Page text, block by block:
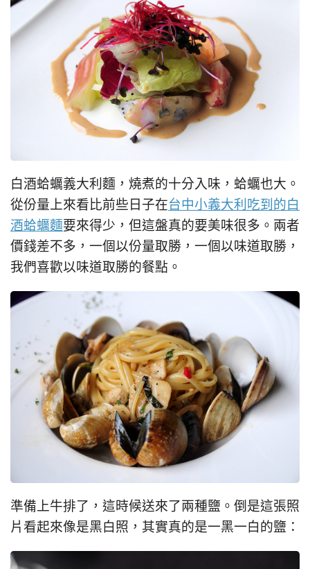
白酒蛤蠣義大利麵，燒煮的十分入味，蛤蠣也大。
從份量上來看比前些日子在台中小義大利吃到的白
酒蛤蠣麵要來得少，但這盤真的要美味很多。兩者
價錢差不多，一個以份量取勝，一個以味道取勝，
我們喜歡以味道取勝的餐點。
準備上牛排了，這時候送來了兩種鹽。倒是這張照
片看起來像是黑白照，其實真的是一黑一白的鹽：